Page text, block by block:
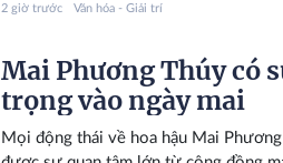
2 giờ trước Văn hóa - Giải trí
Mai Phương Thúy có
trọng vào ngày mai
Mọi động thái về hoa hậu Mai